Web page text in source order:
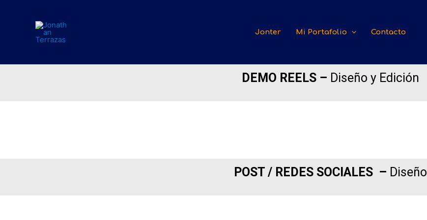
Jonter Mi Portafolio Contacto
DEMO REELS – Diseño y Edición
POST / REDES SOCIALES – Diseño